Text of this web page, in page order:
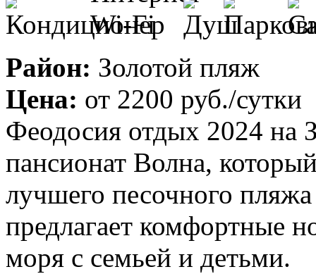
Район: Золотой пляж
Цена: от 2200 руб./сутки
Феодосия отдых 2024 на
пансионат Волна,
лучшего песочного
предлагает комфортные
моря с семьей и детьми.